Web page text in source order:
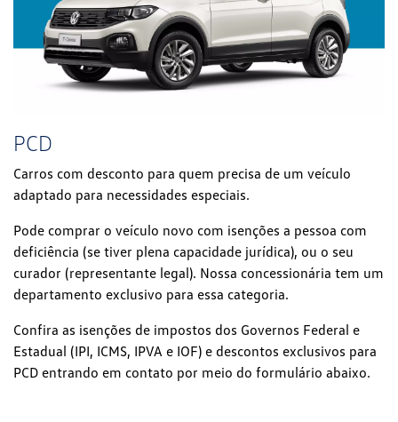
PCD
Carros com desconto para quem precisa de um veículo
adaptado para necessidades especiais.
Pode comprar o veículo novo com isenções a pessoa com
deficiência (se tiver plena capacidade jurídica), ou o seu
curador (representante legal). Nossa concessionária tem um
departamento exclusivo para essa categoria.
Confira as isenções de impostos dos Governos Federal e
Estadual (IPI, ICMS, IPVA e IOF) e descontos exclusivos para
PCD entrando em contato por meio do formulário abaixo.